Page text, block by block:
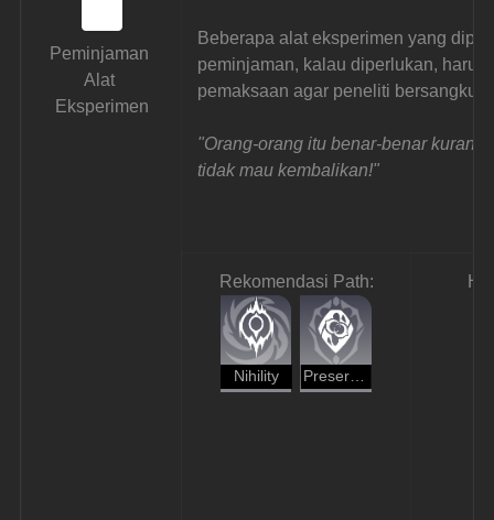
Peminjaman
Alat
Eksperimen
Beberapa alat eksperimen yang
peminjaman, kalau diperlukan,
pemaksaan agar peneliti
"Orang-orang itu benar-benar
tidak mau kembalikan!"
Rekomendasi Path:
Nihility Preservation